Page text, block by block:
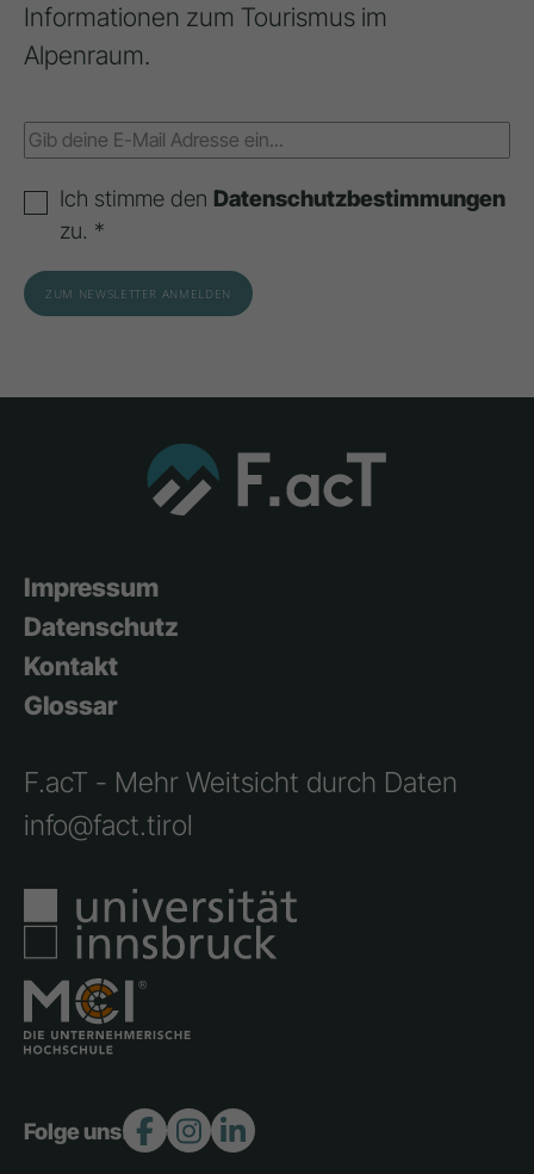
Informationen zum Tourismus im
Alpenraum.
Ich stimme den Datenschutzbestimmungen
zu. *
Impressum
Datenschutz
Kontakt
Glossar
F.acT - Mehr Weitsicht durch Daten
info@fact.tirol
Folge uns: